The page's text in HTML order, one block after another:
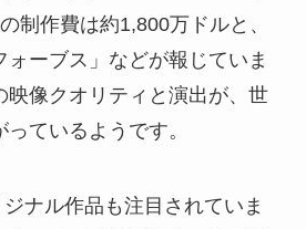
制作費は約1,800万ドルと、
ーブス」などが報じていま
映像クオリティと演出が、世
ているようです。
ナル作品も注目されていま